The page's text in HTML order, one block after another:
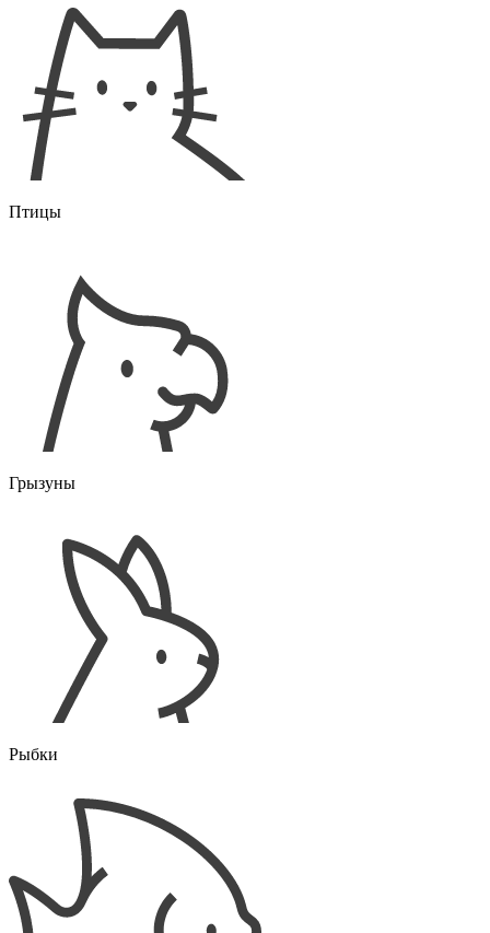
Птицы
Грызуны
Рыбки